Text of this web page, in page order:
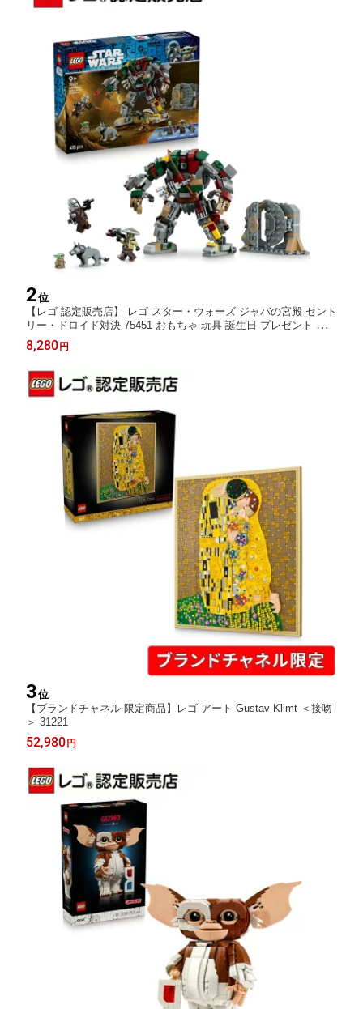
2位
【レゴ 認定販売店】 レゴ スター・ウォーズ ジャバの宮殿 セント
リー・ドロイド対決 75451 おもちゃ 玩具 誕生日 プレゼント ブロ
ック 男の子 女の子 子供 75451
8,280 円
3位
【ブランドチャネル 限定商品】レゴ アート Gustav Klimt ＜接吻
＞ 31221
52,980 円